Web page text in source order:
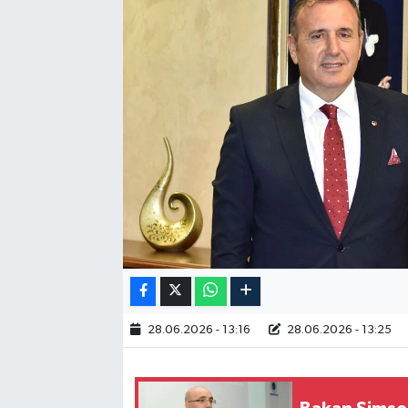
28.06.2026 - 13:16 28.06.2026 - 13:25